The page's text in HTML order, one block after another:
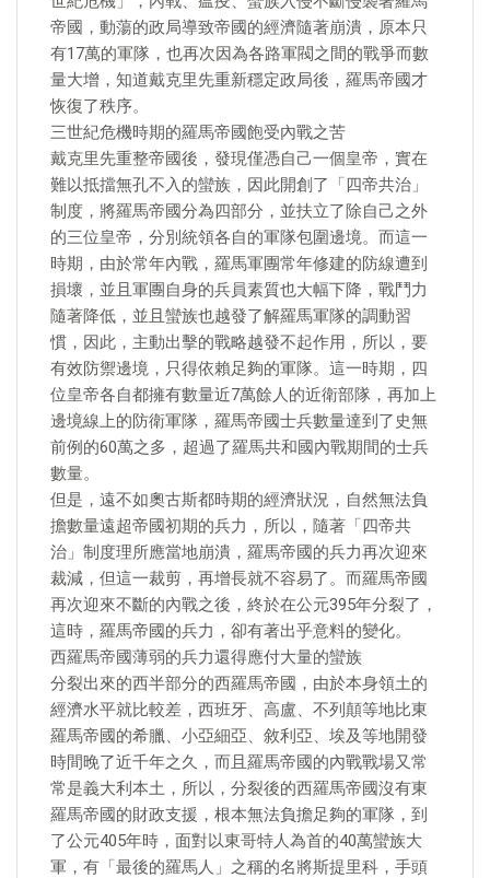
帝國，動蕩的政局導致帝國的經濟隨著崩潰，原本只
有17萬的軍隊，也再次因為各路軍閥之間的戰爭而數
量大增，知道戴克里先重新穩定政局後，羅馬帝國才
恢復了秩序。
三世紀危機時期的羅馬帝國飽受內戰之苦
戴克里先重整帝國後，發現僅憑自己一個皇帝，實在
難以抵擋無孔不入的蠻族，因此開創了「四帝共治」
制度，將羅馬帝國分為四部分，並扶立了除自己之外
的三位皇帝，分別統領各自的軍隊包圍邊境。而這一
時期，由於常年內戰，羅馬軍團常年修建的防線遭到
損壞，並且軍團自身的兵員素質也大幅下降，戰鬥力
隨著降低，並且蠻族也越發了解羅馬軍隊的調動習
慣，因此，主動出擊的戰略越發不起作用，所以，要
有效防禦邊境，只得依賴足夠的軍隊。這一時期，四
位皇帝各自都擁有數量近7萬餘人的近衛部隊，再加上
邊境線上的防衛軍隊，羅馬帝國士兵數量達到了史無
前例的60萬之多，超過了羅馬共和國內戰期間的士兵
數量。
但是，遠不如奧古斯都時期的經濟狀況，自然無法負
擔數量遠超帝國初期的兵力，所以，隨著「四帝共
治」制度理所應當地崩潰，羅馬帝國的兵力再次迎來
裁減，但這一裁剪，再增長就不容易了。而羅馬帝國
再次迎來不斷的內戰之後，終於在公元395年分裂了，
這時，羅馬帝國的兵力，卻有著出乎意料的變化。
西羅馬帝國薄弱的兵力還得應付大量的蠻族
分裂出來的西半部分的西羅馬帝國，由於本身領土的
經濟水平就比較差，西班牙、高盧、不列顛等地比東
羅馬帝國的希臘、小亞細亞、敘利亞、埃及等地開發
時間晚了近千年之久，而且羅馬帝國的內戰戰場又常
常是義大利本土，所以，分裂後的西羅馬帝國沒有東
羅馬帝國的財政支援，根本無法負擔足夠的軍隊，到
了公元405年時，面對以東哥特人為首的40萬蠻族大
軍，有「最後的羅馬人」之稱的名將斯提里科，手頭